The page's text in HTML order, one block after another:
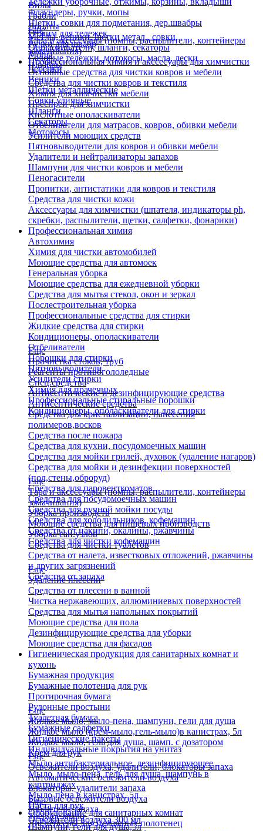
Флаундеры, ручки, мопы
Щетки, совки для подметания, дер.швабры
Отжим для тележек
Ручки для швабр
Мопы
Швабры
Вилы
Грабли
Лопаты
Метлы, веники, щетки метал., совки
Опрыскиватели, шланги, секаторы
Садовые тележки, мотокосы, масла, лески
Черенки
Веники
Щетки металлические
Совки уличные
Шланги
Секаторы
Мотокосы
Еще
Тара и аксессуары (помпы, распылители, контейнеры
замачивания)
Профессиональная химия и акссесуары для химчистки
Основные средства для чистки ковров и мебели
Средства для чистки ковров и текстиля
Химия для химчистки мебели
Преспреи для химчистки
Кислотные ополаскиватели
Отбеливатели для матрасов, ковров, обивки мебели
Усилители моющих средств
Пятновыводители для ковров и обивки мебели
Удалители и нейтрализаторы запахов
Шампуни для чистки ковров и мебели
Пеногасители
Пропитки, антистатики для ковров и текстиля
Средства для чистки кожи
Аксессуары для химчистки (шпателя, индикаторы ph,
скребки, распылители, щетки, салфетки, фонарики)
Профессиональная химия
Автохимия
Химия для чистки автомобилей
Моющие средства для автомоек
Генеральная уборка
Моющие средства для ежедневной уборки
Средства для мытья стекол, окон и зеркал
Послестроительная уборка
Профессиональные средства для стирки
Жидкие средства для стирки
Кондиционеры, ополаскиватели
Отбеливатели
Порошки для стирки
Пятновыводители
Усилители стирки
Химия для прачечных
Профессиональные стиральные порошки
Кондиционеры, ополаскиватели для стирки
Еще
Прочистка стоков, труб
Реагенты противогололедные
Спец.средства
Антисептические и дезинфицирующие средства
Антисептические средства
Средства для кристаллизации, нанесения
полимеров,восков
Средства после пожара
Средства для кухни, посудомоечных машин
Средства для мойки грилей, духовок (удаление нагаров)
Средства для мойки и дезинфекции поверхностей
(пол,стены,оброруд)
Средства для паровенткоматов
Средства для посудомоечных машин
Средства для ручной мойки посуды
Средства для холодильников, кофемашин
Средства от накипи, окалины, ржавчины
Средства для чистки кофемашин
Еще
Тара и аксессуары (помпы, распылители, контейнеры
замачивания)
Уборка производств
Моющие средства для пищевых производств
Уборка сан.узлов
Средства для чистки туалетов
Средства от налета, известковых отложений, ржавчины
и других загрязнений
Средства от запаха
Еще
Удаление плесени
Средства от плесени в ванной
Чистка нержавеющих, аллюминиевых поверхностей
Средства для мытья напольных покрытий
Моющие средства для пола
Дезинфицирующие средства для уборки
Моющие средства для фасадов
Гигиеническая продукция для санитарных комнат и
кухонь
Бумажная продукция
Бумажные полотенца для рук
Протирочная бумага
Рулонные простыни
Туалетная бумага
Бумажные салфетки
Гигиенические пакеты
Индивидуальные покрытия на унитаз
Еще
Жидкое мыло, мыло-пена, шампуни, гели для душа
Жидкое мыло (крем-мыло,гель-мыло)в канистрах, 5л
Жидкое мыло, гель для душа, шамп. с дозатором
Крем для рук
Мыло антибактериальное, дезинфицирующее
Мыло, мыло-пена, гель для душа, шампунь в
картриджах
Мыло-пена в канистрах, 5л
Паста для рук
Твердое мыло
Шампуни, гели для душа,5л
Еще
Освежители воздуха, удалители, блокаторы запаха
Автоматические освежители воздуха
Блокаторы, удалители запаха
Бытовые освежители воздуха
Удалители запаха
Освежители воздуха 300 мл
Еще
Оборудование для санитарных комнат
Диспенсеры для бумажных полотенец